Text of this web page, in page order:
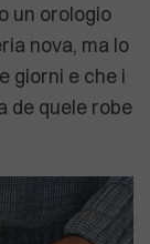
un orologio
nova, ma lo
giorni e che i
de quele robe